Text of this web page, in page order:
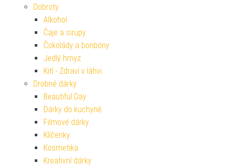
Dobroty
Alkohol
Čaje a sirupy
Čokolády a bonbóny
Jedlý hmyz
Kitl - Zdraví v láhvi
Drobné dárky
Beautiful Day
Dárky do kuchyně
Filmové dárky
Klíčenky
Kosmetika
Kreativní dárky